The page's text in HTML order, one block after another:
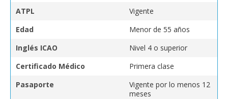
ATPL
Vigente
Edad
Menor de 55 años
Inglés ICAO
Nivel 4 o superior
Certificado Médico
Primera clase
Pasaporte
Vigente por lo menos 12
meses